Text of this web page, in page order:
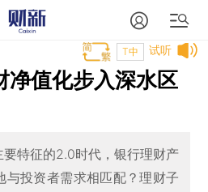
试听
T中
净值化步入深水区
特征的2.0时代，银行理财产
与投资者需求相匹配？理财子